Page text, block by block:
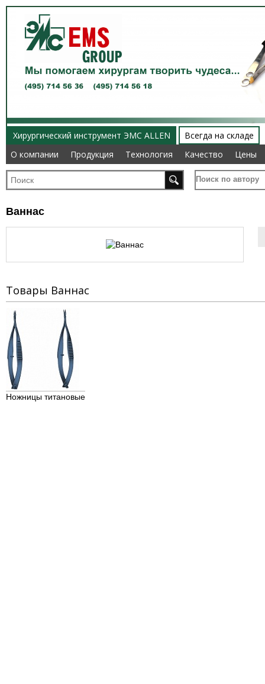
Хирургический инструмент ЭМС ALLEN
О компании
Продукция Технология Качество Цены
Всегда на складе
О компании
Продукция Технология Качество Цены
Поиск по автору
Ваннас
Товары Ваннас
Ножницы титановые